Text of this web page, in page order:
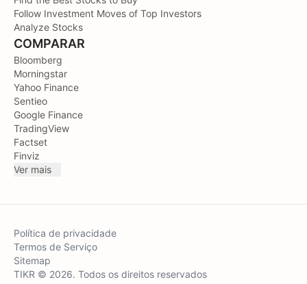
Follow Investment Moves of Top Investors
Analyze Stocks
COMPARAR
Bloomberg
Morningstar
Yahoo Finance
Sentieo
Google Finance
TradingView
Factset
Finviz
Ver mais
Política de privacidade
Termos de Serviço
Sitemap
TIKR © 2026. Todos os direitos reservados